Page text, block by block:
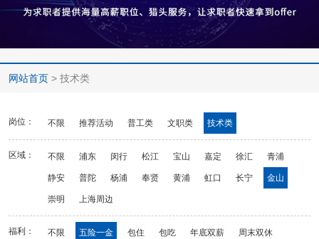
网站首页 > 技术类
岗位： 不限 推荐活动 普工类 文职类 技术类
区域： 不限 浦东 闵行 松江 宝山 嘉定 徐汇 青浦
静安 普陀 杨浦 奉贤 黄浦 虹口 长宁 金山
崇明 上海周边
福利： 不限 五险一金 包住 包吃 年底双薪 周末双休